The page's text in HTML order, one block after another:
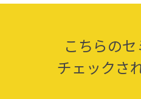
こちらのセ
チェックさ